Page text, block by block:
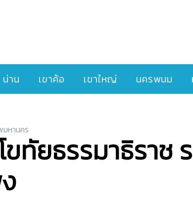
น่าน เขาค้อ เขาใหญ่ นครพนม
หานคร
ทัยธรรมาธิราช